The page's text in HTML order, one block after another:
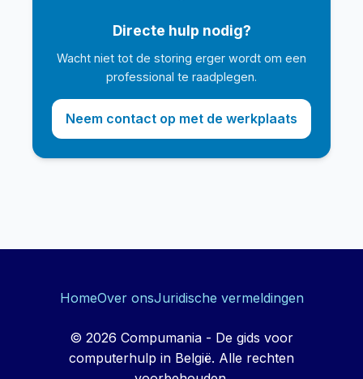
Directe hulp nodig?
Wacht niet tot de storing erger wordt om een
professional te raadplegen.
Neem contact op met de werkplaats
HomeOver onsJuridische vermeldingen
© 2026 Compumania - De gids voor
computerhulp in België. Alle rechten